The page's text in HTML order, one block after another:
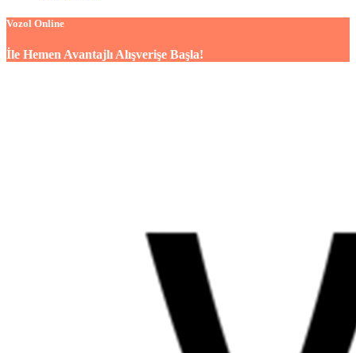
Vozol Online
İle Hemen Avantajlı Alışverişe Başla!